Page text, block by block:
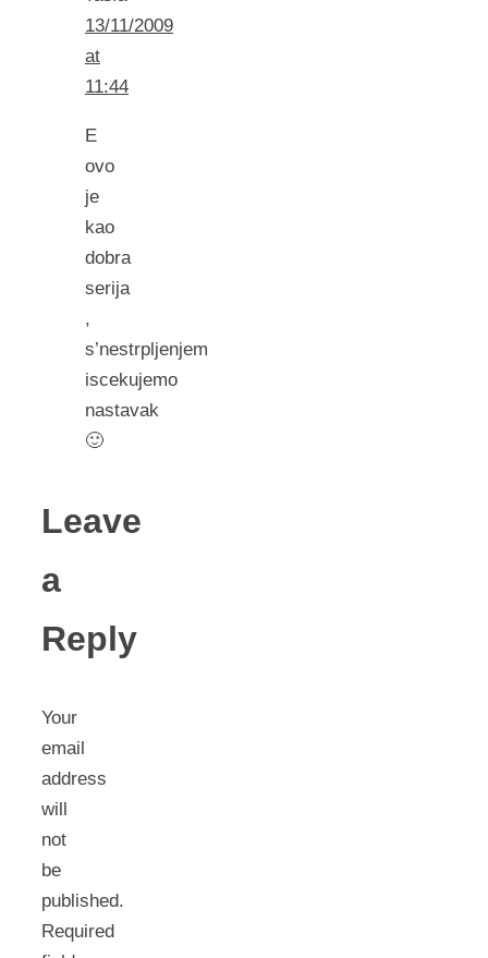
13/11/2009
at
11:44
E
ovo
je
kao
dobra
serija
,
s’nestrpljenjem
iscekujemo
nastavak
🙂
Leave
a
Reply
Your
email
address
will
not
be
published.
Required